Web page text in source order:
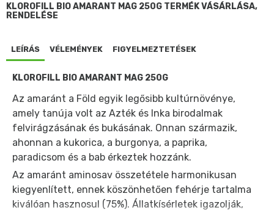
KLOROFILL BIO AMARANT MAG 250G TERMÉK VÁSÁRLÁSA,
RENDELÉSE
LEÍRÁS VÉLEMÉNYEK FIGYELMEZTETÉSEK
KLOROFILL BIO AMARANT MAG 250G
Az amaránt a Föld egyik legősibb kultúrnövénye,
amely tanúja volt az Azték és Inka birodalmak
felvirágzásának és bukásának. Onnan származik,
ahonnan a kukorica, a burgonya, a paprika,
paradicsom és a bab érkeztek hozzánk.
Az amaránt aminosav összetétele harmonikusan
kiegyenlített, ennek köszönhetően fehérje tartalma
kiválóan hasznosul (75%). Állatkísérletek igazolják,